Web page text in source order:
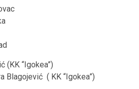
(KK “Igokea”)
Blagojević ( KK “Igokea”)